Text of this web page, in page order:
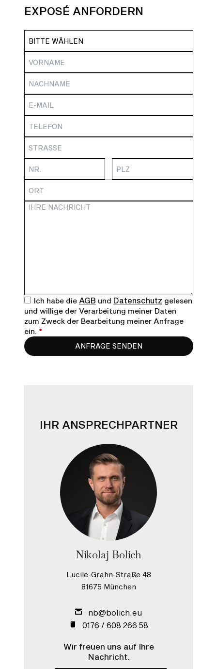
EXPOSÉ ANFORDERN
Ich habe die AGB und Datenschutz gelesen
und willige der Verarbeitung meiner Daten
zum Zweck der Bearbeitung meiner Anfrage
ein. *
ANFRAGE SENDEN
IHR ANSPRECHPARTNER
Nikolaj Bolich
Lucile-Grahn-Straße 48
81675 München
nb@bolich.eu
0176 / 608 266 58
Wir freuen uns auf Ihre
Nachricht.